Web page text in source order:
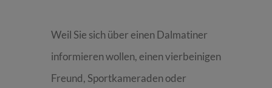
Weil Sie sich über einen Dalmatiner
informieren wollen, einen vierbeinigen
Freund, Sportkameraden oder